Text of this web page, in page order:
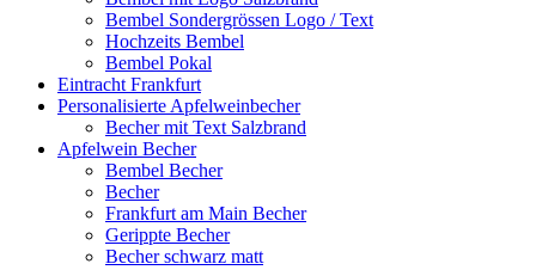
Bembel Sondergrössen Logo / Text
Hochzeits Bembel
Bembel Pokal
Eintracht Frankfurt
Personalisierte Apfelweinbecher
Becher mit Text Salzbrand
Apfelwein Becher
Bembel Becher
Becher
Frankfurt am Main Becher
Gerippte Becher
Becher schwarz matt